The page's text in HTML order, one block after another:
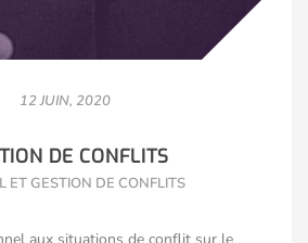
12 JUIN, 2020
DE CONFLITS
ET GESTION DE CONFLITS